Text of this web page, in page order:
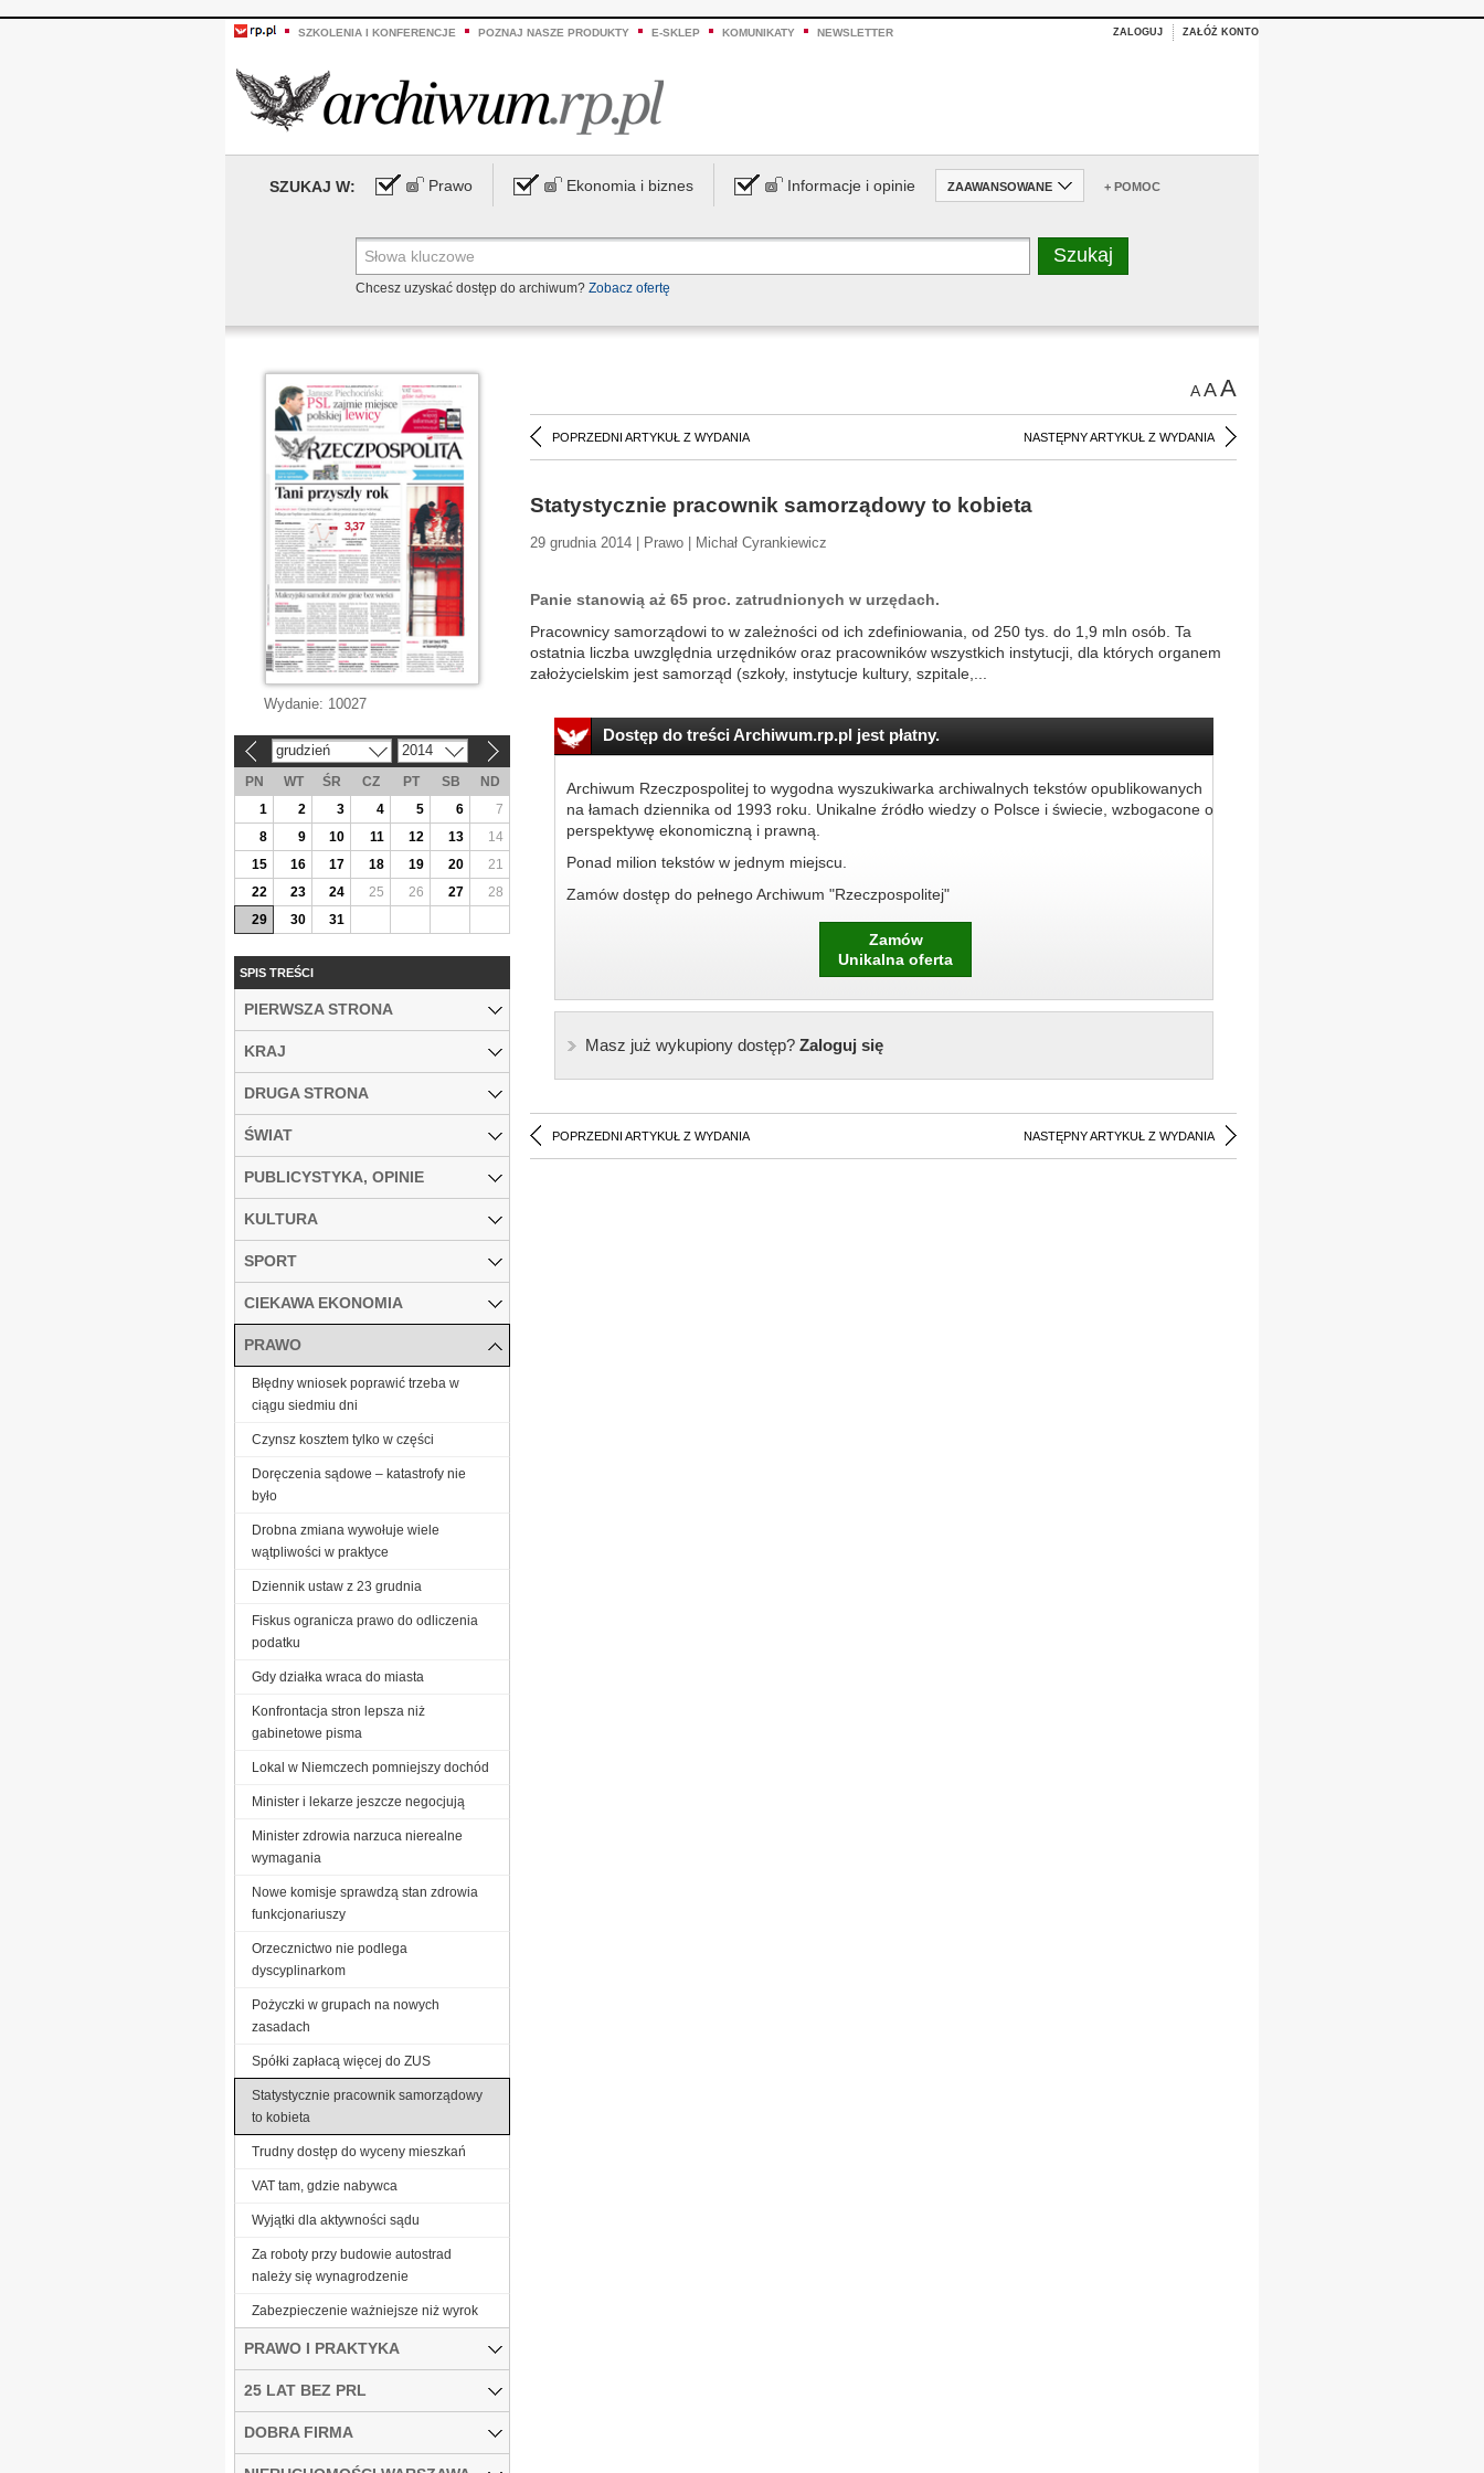
SZKOLENIA I KONFERENCJE POZNAJ NASZE PRODUKTY E-SKLEP KOMUNIKATY NEWSLETTER ZALOGUJ ZAŁÓŻ KONTO
SZUKAJ W: Prawo Ekonomia i biznes Informacje i opinie ZAAWANSOWANE + POMOC
Chcesz uzyskać dostęp do archiwum? Zobacz ofertę
AAA
POPRZEDNI ARTYKUŁ Z WYDANIA NASTĘPNY ARTYKUŁ Z WYDANIA
Statystycznie pracownik samorządowy to kobieta
29 grudnia 2014 | Prawo | Michał Cyrankiewicz
Panie stanowią aż 65 proc. zatrudnionych w urzędach.
Pracownicy samorządowi to w zależności od ich zdefiniowania, od 250 tys. do 1,9 mln osób. Ta
ostatnia liczba uwzględnia urzędników oraz pracowników wszystkich instytucji, dla których organem
założycielskim jest samorząd (szkoły, instytucje kultury, szpitale,...
Dostęp do treści Archiwum.rp.pl jest płatny.
Archiwum Rzeczpospolitej to wygodna wyszukiwarka archiwalnych tekstów opublikowanych
na łamach dziennika od 1993 roku. Unikalne źródło wiedzy o Polsce i świecie, wzbogacone o
perspektywę ekonomiczną i prawną.
Ponad milion tekstów w jednym miejscu.
Zamów dostęp do pełnego Archiwum "Rzeczpospolitej"
Zamów
Unikalna oferta
Masz już wykupiony dostęp?Zaloguj się
POPRZEDNI ARTYKUŁ Z WYDANIA NASTĘPNY ARTYKUŁ Z WYDANIA
Wydanie: 10027
grudzień 2014
PN WT ŚR CZ PT SB
ND
1
2 3 4 5 6
7
8
9 10 11 12 13
14
15
16 17 18 19 20
21
22
23 24 25 26 27
28
29
30 31
SPIS TREŚCI
PIERWSZA STRONA
KRAJ
DRUGA STRONA
ŚWIAT
PUBLICYSTYKA, OPINIE
KULTURA
SPORT
CIEKAWA EKONOMIA
PRAWO
Błędny wniosek poprawić trzeba w
ciągu siedmiu dni
Czynsz kosztem tylko w części
Doręczenia sądowe – katastrofy nie
było
Drobna zmiana wywołuje wiele
wątpliwości w praktyce
Dziennik ustaw z 23 grudnia
Fiskus ogranicza prawo do odliczenia
podatku
Gdy działka wraca do miasta
Konfrontacja stron lepsza niż
gabinetowe pisma
Lokal w Niemczech pomniejszy dochód
Minister i lekarze jeszcze negocjują
Minister zdrowia narzuca nierealne
wymagania
Nowe komisje sprawdzą stan zdrowia
funkcjonariuszy
Orzecznictwo nie podlega
dyscyplinarkom
Pożyczki w grupach na nowych
zasadach
Spółki zapłacą więcej do ZUS
Statystycznie pracownik samorządowy
to kobieta
Trudny dostęp do wyceny mieszkań
VAT tam, gdzie nabywca
Wyjątki dla aktywności sądu
Za roboty przy budowie autostrad
należy się wynagrodzenie
Zabezpieczenie ważniejsze niż wyrok
PRAWO I PRAKTYKA
25 LAT BEZ PRL
DOBRA FIRMA